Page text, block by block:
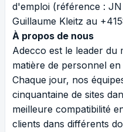
d'emploi (référence :
Guillaume Kleitz au
À propos de nous
Adecco est le leader du
matière de personnel
Chaque jour, nos
cinquantaine de sites
meilleure compatibilité
clients dans différents